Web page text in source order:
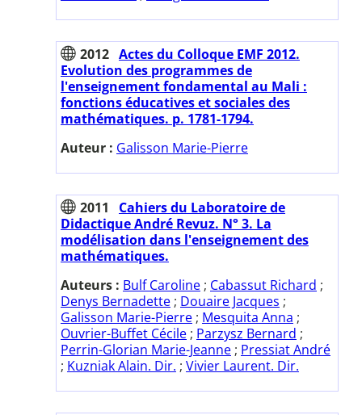
2012 Actes du Colloque EMF 2012.
Evolution des programmes de
l'enseignement fondamental au Mali :
fonctions éducatives et sociales des
mathématiques. p. 1781-1794.
Auteur : Galisson Marie-Pierre
2011
Cahiers du Laboratoire de
Didactique André Revuz. N° 3. La
modélisation dans l'enseignement des
mathématiques.
Auteurs : Bulf Caroline ; Cabassut Richard ;
Denys Bernadette ; Douaire Jacques ;
Galisson Marie-Pierre ; Mesquita Anna ;
Ouvrier-Buffet Cécile ; Parzysz Bernard ;
Perrin-Glorian Marie-Jeanne ; Pressiat André
; Kuzniak Alain. Dir. ; Vivier Laurent. Dir.